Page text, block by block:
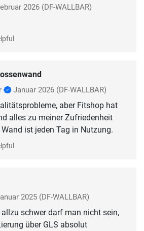
2026 (DF-WALLBAR)
Januar 2026 (DF-WALLBAR)
aber Fitshop hat
alles zu meiner Zufriedenheit
ist jeden Tag in Nutzung.
2025 (DF-WALLBAR)
schwer darf man nicht sein,
über GLS absolut